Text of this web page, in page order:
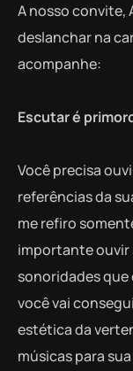
A nosso convite,
deslanchar na
acompanhe:
Escutar é
Você precisa
referências da
me refiro
importante ouvir
sonoridades que
você vai
estética da
músicas para